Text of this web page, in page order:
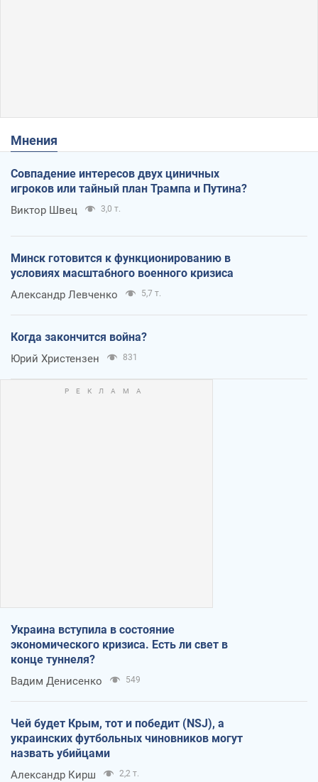
Мнения
Совпадение интересов двух циничных
игроков или тайный план Трампа и Путина?
Виктор Швец 3,0 т.
Минск готовится к функционированию в
условиях масштабного военного кризиса
Александр Левченко 5,7 т.
Когда закончится война?
Юрий Христензен 831
Украина вступила в состояние
экономического кризиса. Есть ли свет в
конце туннеля?
Вадим Денисенко 549
Чей будет Крым, тот и победит (NSJ), а
украинских футбольных чиновников могут
назвать убийцами
Александр Кирш 2,2 т.